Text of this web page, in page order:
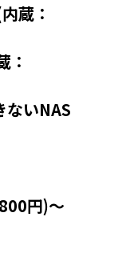
蔵：
：
ないNAS
円)～